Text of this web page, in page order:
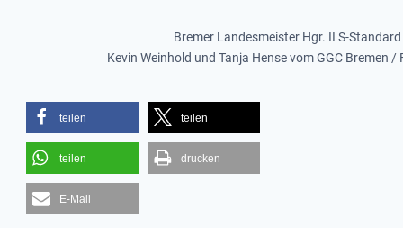
Bremer Landesmeister Hgr. II S-Standard
Kevin Weinhold und Tanja Hense vom GGC Bremen /
teilen teilen
teilen drucken
E-Mail